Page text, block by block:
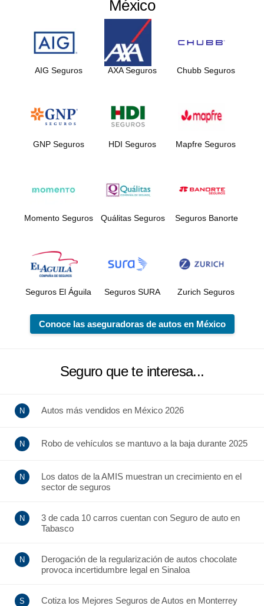
México
AIG Seguros AXA Seguros Chubb Seguros
GNP Seguros HDI Seguros Mapfre Seguros
Momento Seguros Quálitas Seguros Seguros Banorte
Seguros El Águila Seguros SURA Zurich Seguros
Conoce las aseguradoras de autos en México
Seguro que te interesa...
Autos más vendidos en México 2026
Robo de vehículos se mantuvo a la baja durante 2025
Los datos de la AMIS muestran un crecimiento en el
sector de seguros
3 de cada 10 carros cuentan con Seguro de auto en
Tabasco
Derogación de la regularización de autos chocolate
provoca incertidumbre legal en Sinaloa
Cotiza los Mejores Seguros de Autos en Monterrey